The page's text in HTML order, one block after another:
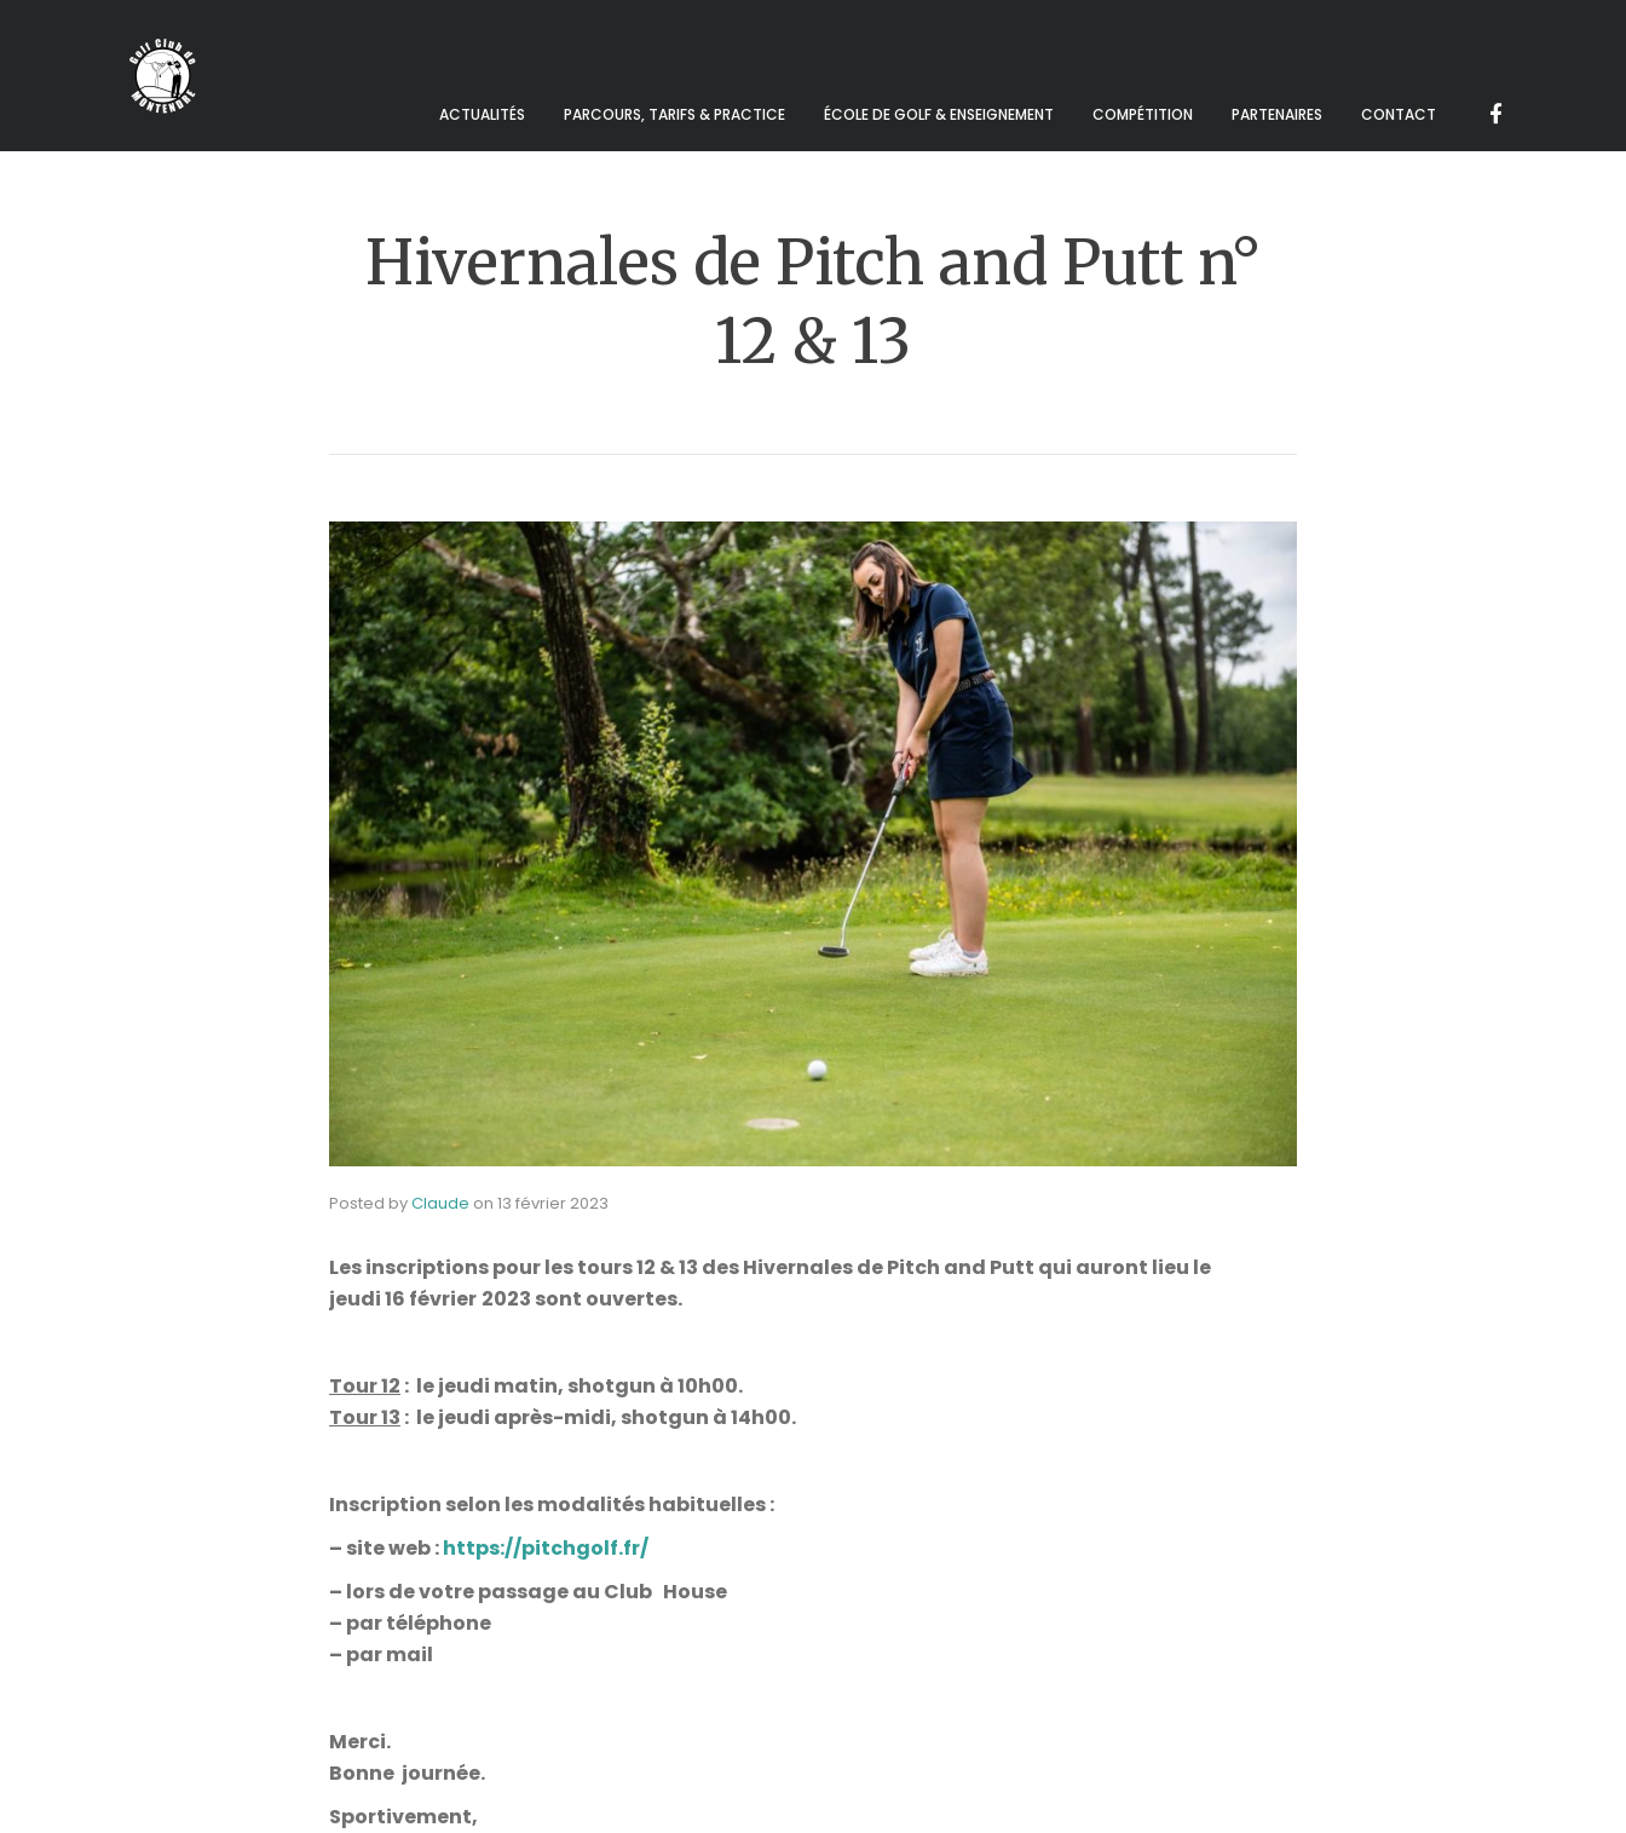
ACTUALITÉS PARCOURS, TARIFS & PRACTICE ÉCOLE DE GOLF & ENSEIGNEMENT COMPÉTITION PARTENAIRES CONTACT
Hivernales de Pitch and Putt n°
12 & 13
Posted byClaude on 13 février 2023
Les inscriptions pour les tours 12 & 13 des Hivernales de Pitch and Putt qui auront lieu le
jeudi 16 février 2023 sont ouvertes.
Tour 12 : le jeudi matin, shotgun à 10h00.
Tour 13 : le jeudi après-midi, shotgun à 14h00.
Inscription selon les modalités habituelles :
– site web :https://pitchgolf.fr/
– lors de votre passage au Club House
– par téléphone
– par mail
Merci.
Bonne journée.
Sportivement,